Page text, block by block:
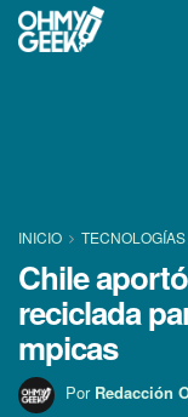
INICIO TECNOLOGÍ­AS
Chile
reciclada
mpicas
Por Redacción